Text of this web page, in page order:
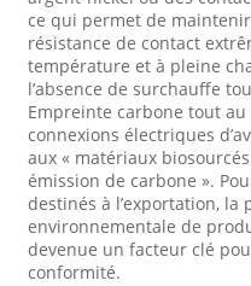
ce qui permet de
résistance de contact
température et à pleine
l’absence de surchauffe
Empreinte carbone tout
connexions électriques
aux « matériaux
émission de carbone ».
destinés à l’exportation, la
environnementale de
devenue un facteur clé
conformité.